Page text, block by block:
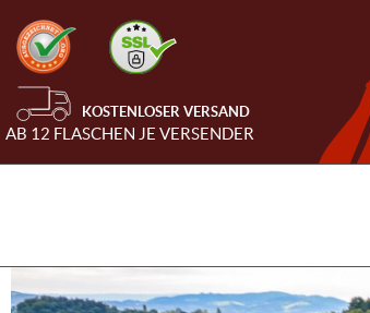
KOSTENLOSER VERSAND
AB 12 FLASCHEN JE VERSENDER